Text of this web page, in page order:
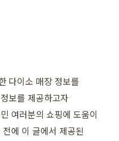
다이소 매장 정보를
보를 제공하고자
여러분의 쇼핑에 도움이
에 이 글에서 제공된